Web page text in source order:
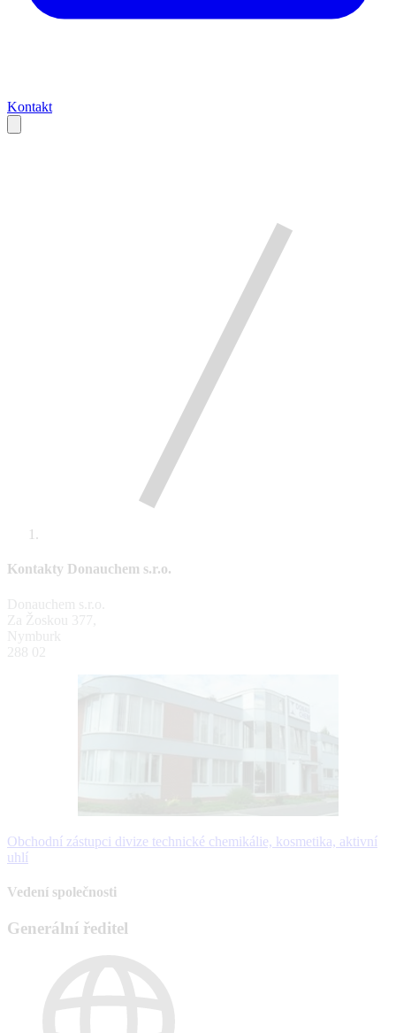
Kontakt
Kontakty Donauchem s.r.o.
Donauchem s.r.o.
Za Žoskou 377,
Nymburk
288 02
Obchodní zástupci divize technické chemikálie, kosmetika, aktivní
uhlí
Vedení společnosti
Generální ředitel